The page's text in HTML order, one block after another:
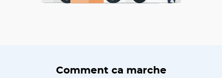
Comment ca marche